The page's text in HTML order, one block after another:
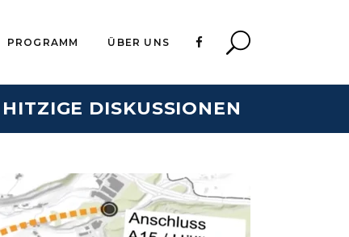
PROGRAMM ÜBER UNS
DISKUSSIONEN